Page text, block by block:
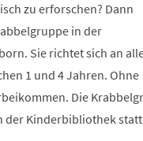
zu erforschen? Dann
in der
Sie richtet sich an
1 und 4 Jahren. Ohne
Die
der Kinderbibliothek